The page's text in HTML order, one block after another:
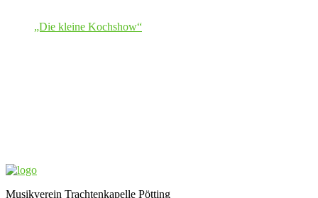
„Die kleine Kochshow“
Musikverein Trachtenkapelle Pötting